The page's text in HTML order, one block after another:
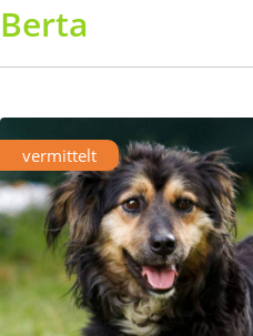
Berta
vermittelt